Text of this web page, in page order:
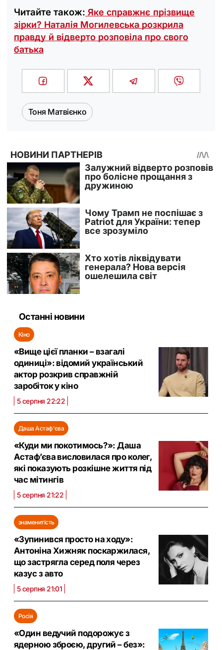
Читайте також: Яке справжнє прізвище
зірки? Наталія Могилевська розкрила
правду й відверто розповіла про свого
батька
Тоня Матвієнко
Останні новини
Кіно
«Вище цієї планки – взагалі
одиниці»: відомий український
актор розкрив справжній
заробіток у кіно
5 серпня 22:22
Даша Астаф'єва
«Куди ми покотимось?»: Даша
Астаф’єва висловилася про колег,
які показують розкішне життя під
час мітингів
5 серпня 21:22
знаменитість
«Зупинився просто на ходу»:
Антоніна Хижняк поскаржилася,
що застрягла серед поля через
казус з авто
5 серпня 21:01
Росія
«Один ведучий подорожує з
ядерною зброєю, другий – без»: